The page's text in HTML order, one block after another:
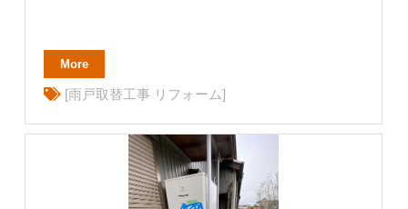
More
[雨戸取替工事 リフォーム]